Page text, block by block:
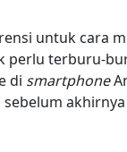
untuk cara
perlu terburu-
di smartphone